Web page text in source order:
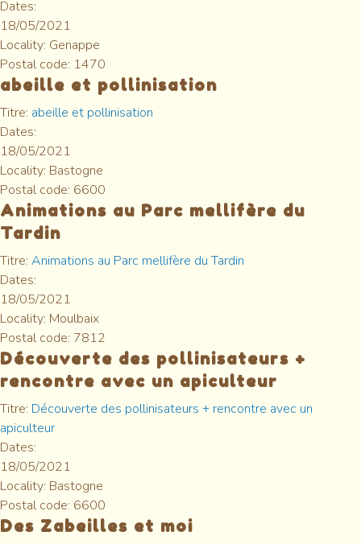
Dates:
18/05/2021
Locality: Genappe
Postal code: 1470
abeille et pollinisation
Titre: abeille et pollinisation
Dates:
18/05/2021
Locality: Bastogne
Postal code: 6600
Animations au Parc mellifère du
Tardin
Titre: Animations au Parc mellifère du Tardin
Dates:
18/05/2021
Locality: Moulbaix
Postal code: 7812
Découverte des pollinisateurs +
rencontre avec un apiculteur
Titre: Découverte des pollinisateurs + rencontre avec un
apiculteur
Dates:
18/05/2021
Locality: Bastogne
Postal code: 6600
Des Zabeilles et moi